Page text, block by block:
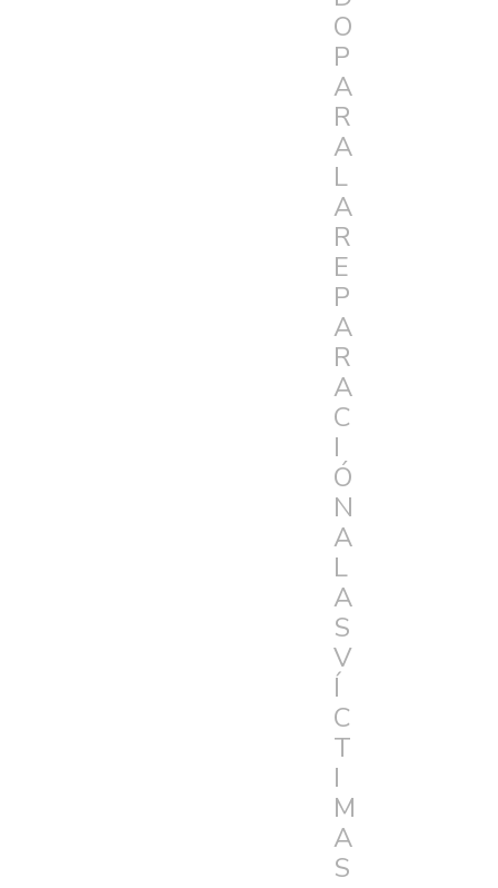
O
P
A
R
A
L
A
R
E
P
A
R
A
C
I
Ó
N
A
L
A
S
V
Í
C
T
I
M
A
S